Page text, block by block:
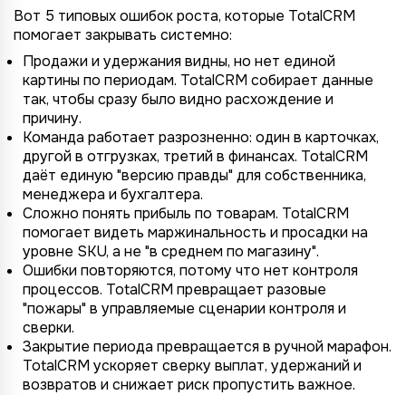
Вот 5 типовых ошибок роста, которые TotalCRM
помогает закрывать системно:
Продажи и удержания видны, но нет единой
картины по периодам. TotalCRM собирает данные
так, чтобы сразу было видно расхождение и
причину.
Команда работает разрозненно: один в карточках,
другой в отгрузках, третий в финансах. TotalCRM
даёт единую "версию правды" для собственника,
менеджера и бухгалтера.
Сложно понять прибыль по товарам. TotalCRM
помогает видеть маржинальность и просадки на
уровне SKU, а не "в среднем по магазину".
Ошибки повторяются, потому что нет контроля
процессов. TotalCRM превращает разовые
"пожары" в управляемые сценарии контроля и
сверки.
Закрытие периода превращается в ручной марафон.
TotalCRM ускоряет сверку выплат, удержаний и
возвратов и снижает риск пропустить важное.